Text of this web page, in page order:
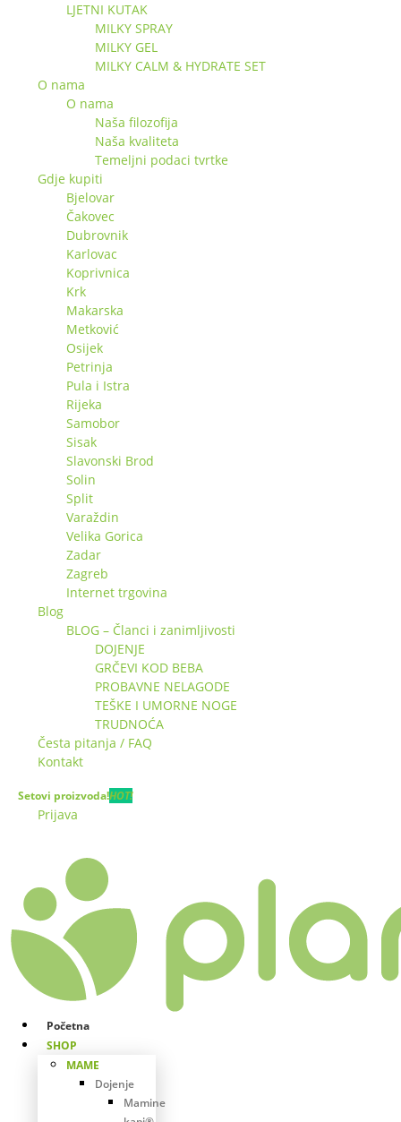
LJETNI KUTAK
MILKY SPRAY
MILKY GEL
MILKY CALM & HYDRATE SET
O nama
O nama
Naša filozofija
Naša kvaliteta
Temeljni podaci tvrtke
Gdje kupiti
Bjelovar
Čakovec
Dubrovnik
Karlovac
Koprivnica
Krk
Makarska
Metković
Osijek
Petrinja
Pula i Istra
Rijeka
Samobor
Sisak
Slavonski Brod
Solin
Split
Varaždin
Velika Gorica
Zadar
Zagreb
Internet trgovina
Blog
BLOG – Članci i zanimljivosti
DOJENJE
GRČEVI KOD BEBA
PROBAVNE NELAGODE
TEŠKE I UMORNE NOGE
TRUDNOĆA
Česta pitanja / FAQ
Kontakt
Setovi proizvoda!HOT!
Prijava
Početna
SHOP
MAME
Dojenje
Mamine